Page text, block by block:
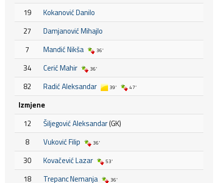
19
Kokanović Danilo
27
Damjanović Mihajlo
7
Mandić Nikša 36'
34 Cerić Mahir 36'
82 Radić Aleksandar 39' 47'
Izmjene
12
Šiljegović Aleksandar(GK)
8
Vuković Filip 36'
30 Kovačević Lazar 53'
18 Trepanc Nemanja 36'